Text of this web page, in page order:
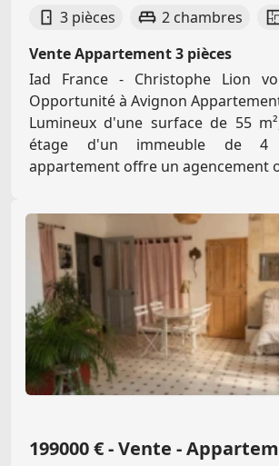
3 pièces 2 chambres
Vente Appartement 3 pièces
Iad France - Christophe Lion
Opportunité à Avignon
Lumineux d'une surface de 55
étage d'un immeuble de 4
appartement offre un agencement
199000 € - Vente -